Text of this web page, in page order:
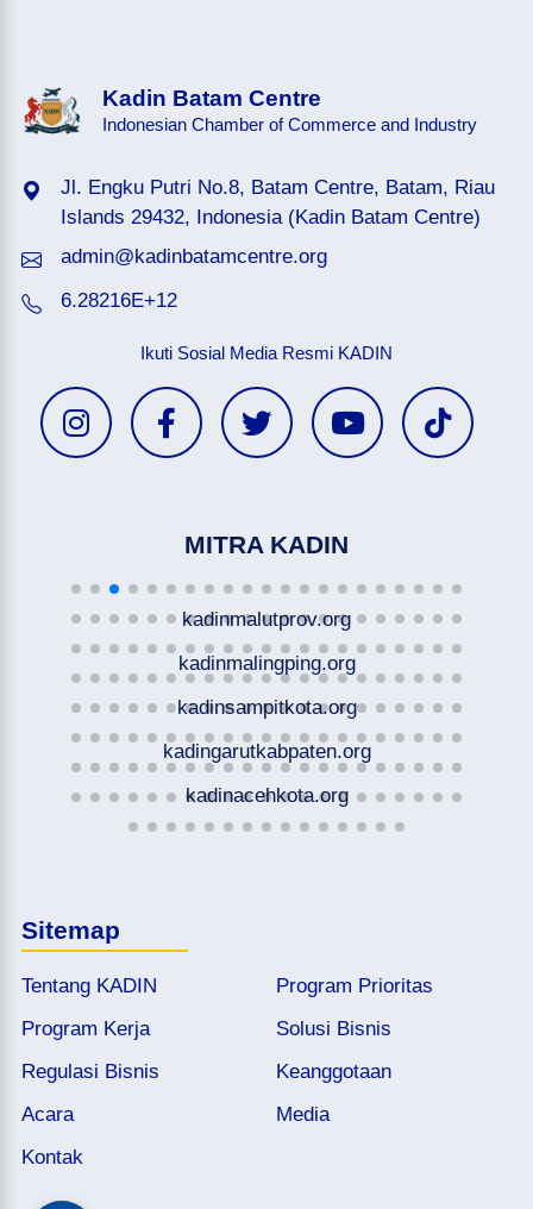
Kadin Batam Centre
Indonesian Chamber of Commerce and Industry
Jl. Engku Putri No.8, Batam Centre, Batam, Riau
Islands 29432, Indonesia (Kadin Batam Centre)
admin@kadinbatamcentre.org
6.28216E+12
Ikuti Sosial Media Resmi KADIN
MITRA KADIN
kadinmalutprov.org
kadinmalingping.org
kadinsampitkota.org
kadingarutkabpaten.org
kadinacehkota.org
Sitemap
Tentang KADIN
Program Prioritas
Program Kerja
Solusi Bisnis
Regulasi Bisnis
Keanggotaan
Acara
Media
Kontak